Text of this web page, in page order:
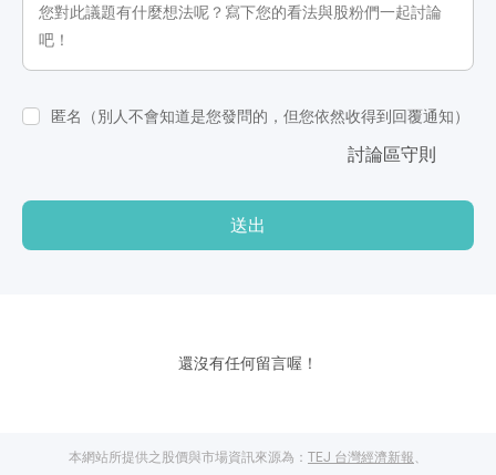
匿名（別人不會知道是您發問的，但您依然收得到回覆通知）
討論區守則
送出
還沒有任何留言喔！
本網站所提供之股價與市場資訊來源為： TEJ 台灣經濟新報、